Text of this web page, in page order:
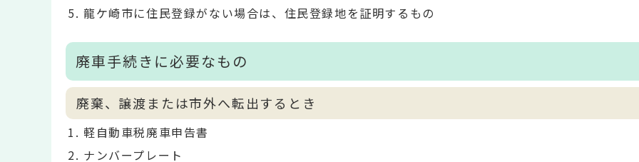
龍ケ崎市に住民登録がない場合は、住民登録地を証明するもの
廃車手続きに必要なもの
廃棄、譲渡または市外へ転出するとき
軽自動車税廃車申告書
ナンバープレート